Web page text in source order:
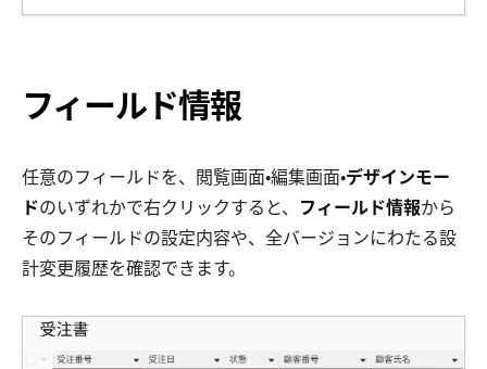
フィールド情報
任意のフィールドを、閲覧画面・編集画面・デザインモー
ドのいずれかで右クリックすると、 フィールド情報から
そのフィールドの設定内容や、全バージョンにわたる設
計変更履歴を確認できます。